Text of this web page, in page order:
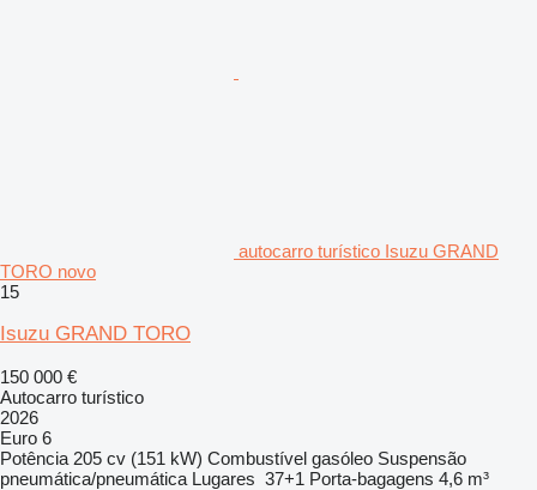
autocarro turístico Isuzu GRAND
TORO novo
15
Isuzu GRAND TORO
150 000 €
Autocarro turístico
2026
Euro 6
Potência 205 cv (151 kW) Combustível gasóleo Suspensão
pneumática/pneumática Lugares 37+1 Porta-bagagens 4,6 m³